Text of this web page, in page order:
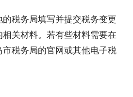
税务局填写并提交税务变更
关材料。若有些材料需要在
税务局的官网或其他电子税